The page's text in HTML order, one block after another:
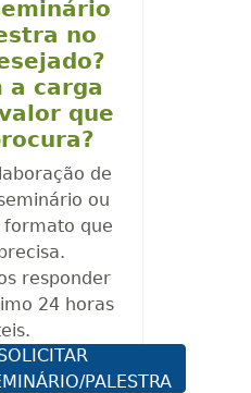
no
a carga
que
de
ou
formato que
responder
24 horas
PALESTRA